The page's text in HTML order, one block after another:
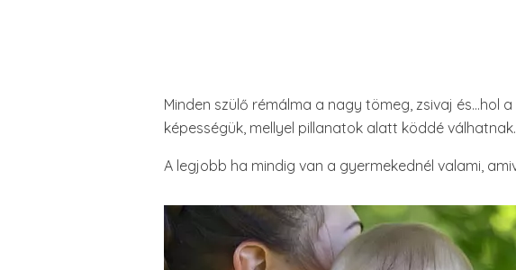
Minden szülő rémálma a nagy tömeg, zsivaj és…hol
képességük, mellyel pillanatok alatt köddé
A legjobb ha mindig van a gyermekednél valami,